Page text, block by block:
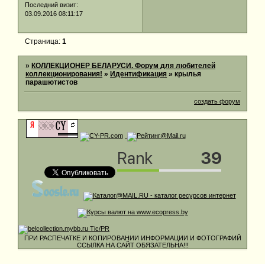
Последний визит:
03.09.2016 08:11:17
Страница:1
» КОЛЛЕКЦИОНЕР БЕЛАРУСИ. Форум для любителей
коллекционирования! » Идентификация »крылья
парашютистов
создать форум
ПРИ РАСПЕЧАТКЕ И КОПИРОВАНИИ ИНФОРМАЦИИ И ФОТОГРАФИЙ
ССЫЛКА НА САЙТ ОБЯЗАТЕЛЬНА!!!